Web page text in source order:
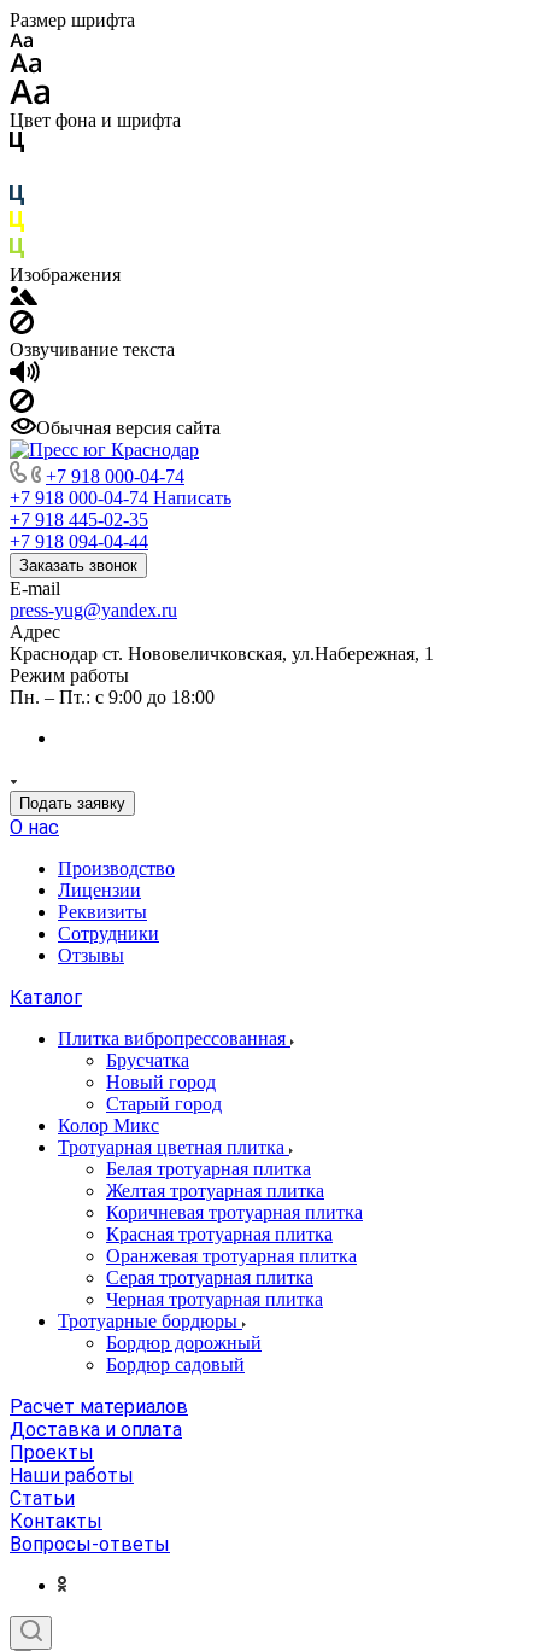
Размер шрифта
Цвет фона и шрифта
Изображения
Озвучивание текста
Обычная версия сайта
+7 918 000-04-74
+7 918 000-04-74 Написать
+7 918 445-02-35
+7 918 094-04-44
Заказать звонок
E-mail
press-yug@yandex.ru
Адрес
Краснодар ст. Нововеличковская, ул.Набережная, 1
Режим работы
Пн. – Пт.: с 9:00 до 18:00
Подать заявку
О нас
Производство
Лицензии
Реквизиты
Сотрудники
Отзывы
Каталог
Плитка вибропрессованная
Брусчатка
Новый город
Старый город
Колор Микс
Тротуарная цветная плитка
Белая тротуарная плитка
Желтая тротуарная плитка
Коричневая тротуарная плитка
Красная тротуарная плитка
Оранжевая тротуарная плитка
Серая тротуарная плитка
Черная тротуарная плитка
Тротуарные бордюры
Бордюр дорожный
Бордюр садовый
Расчет материалов
Доставка и оплата
Проекты
Наши работы
Статьи
Контакты
Вопросы-ответы